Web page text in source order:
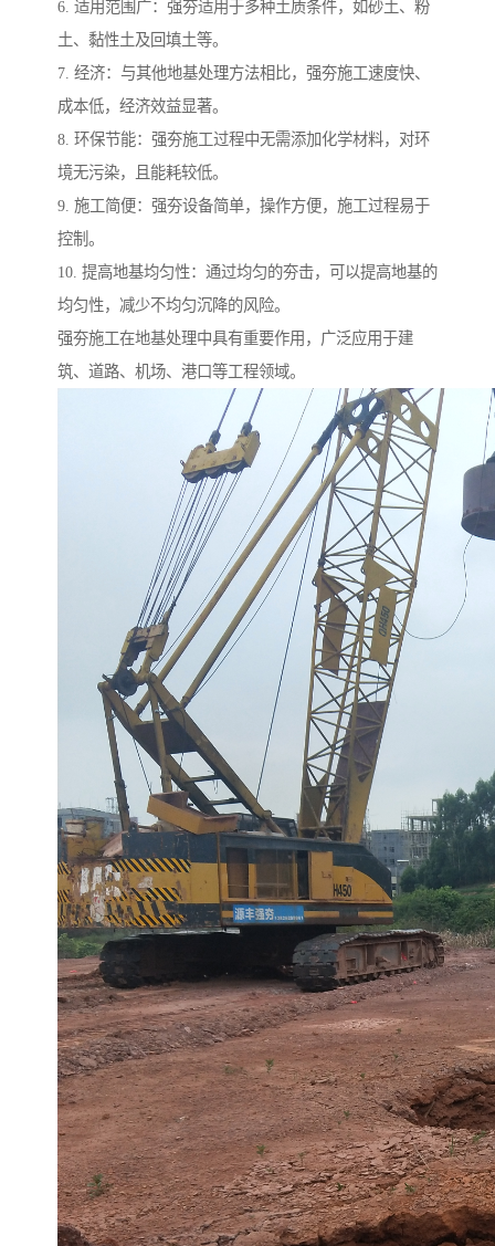
6. 适用范围广：强夯适用于多种土质条件，如砂土、粉
土、黏性土及回填土等。
7. 经济：与其他地基处理方法相比，强夯施工速度快、
成本低，经济效益显著。
8. 环保节能：强夯施工过程中无需添加化学材料，对环
境无污染，且能耗较低。
9. 施工简便：强夯设备简单，操作方便，施工过程易于
控制。
10. 提高地基均匀性：通过均匀的夯击，可以提高地基的
均匀性，减少不均匀沉降的风险。
强夯施工在地基处理中具有重要作用，广泛应用于建
筑、道路、机场、港口等工程领域。